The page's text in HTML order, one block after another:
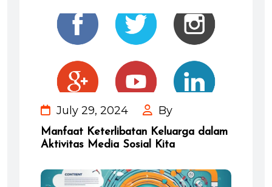
July 29, 2024 By
Manfaat Keterlibatan Keluarga dalam
Aktivitas Media Sosial Kita